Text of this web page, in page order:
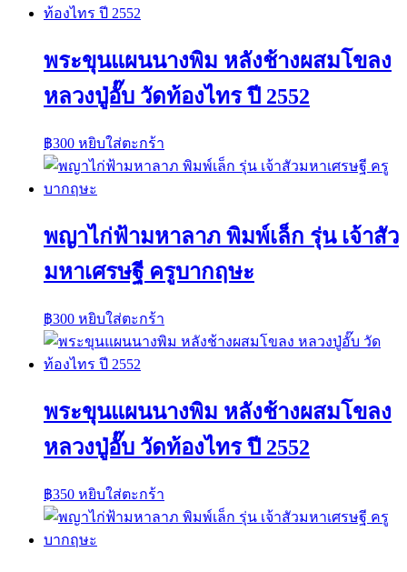
พระขุนแผนนางพิม หลังช้างผสมโขลง
หลวงปู่อั๊บ วัดท้องไทร ปี 2552
฿300 หยิบใส่ตะกร้า
พญาไก่ฟ้ามหาลาภ พิมพ์เล็ก รุ่น เจ้าสัว
มหาเศรษฐี ครูบากฤษะ
฿300 หยิบใส่ตะกร้า
พระขุนแผนนางพิม หลังช้างผสมโขลง
หลวงปู่อั๊บ วัดท้องไทร ปี 2552
฿350 หยิบใส่ตะกร้า